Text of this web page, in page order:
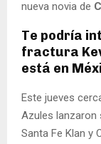
nueva novia de
Te podría
fractura
está en
Este jueves
Azules lanzaron
Santa Fe Klan y